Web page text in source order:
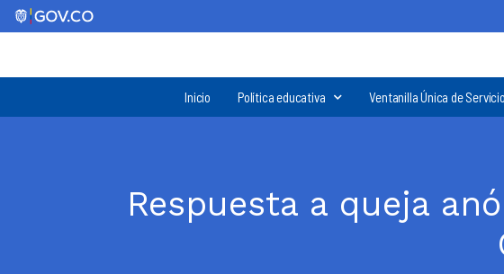
Inicio Política educativa Ventanilla Única de
Respuesta a queja